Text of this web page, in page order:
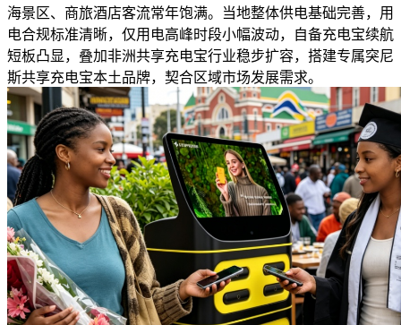
海景区、商旅酒店客流常年饱满。当地整体供电基础完善，用
电合规标准清晰，仅用电高峰时段小幅波动，自备充电宝续航
短板凸显，叠加非洲共享充电宝行业稳步扩容，搭建专属突尼
斯共享充电宝本土品牌，契合区域市场发展需求。